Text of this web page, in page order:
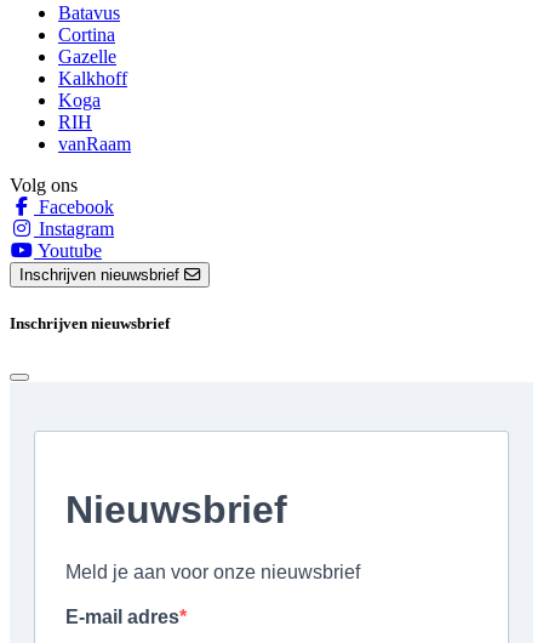
Batavus
Cortina
Gazelle
Kalkhoff
Koga
RIH
vanRaam
Volg ons
Facebook
Instagram
Youtube
Inschrijven nieuwsbrief
Inschrijven nieuwsbrief